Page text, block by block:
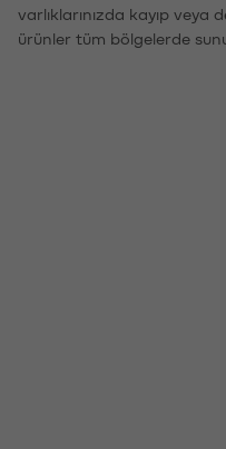
varlıklarınızda kayıp veya
ürünler tüm bölgelerde